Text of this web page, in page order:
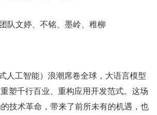
队文婷、不铭、墨岭、稚柳
人工智能）浪潮席卷全球，大语言模型
重塑千行百业、重构应用开发范式。这场
技术革命，带来了前所未有的机遇，也